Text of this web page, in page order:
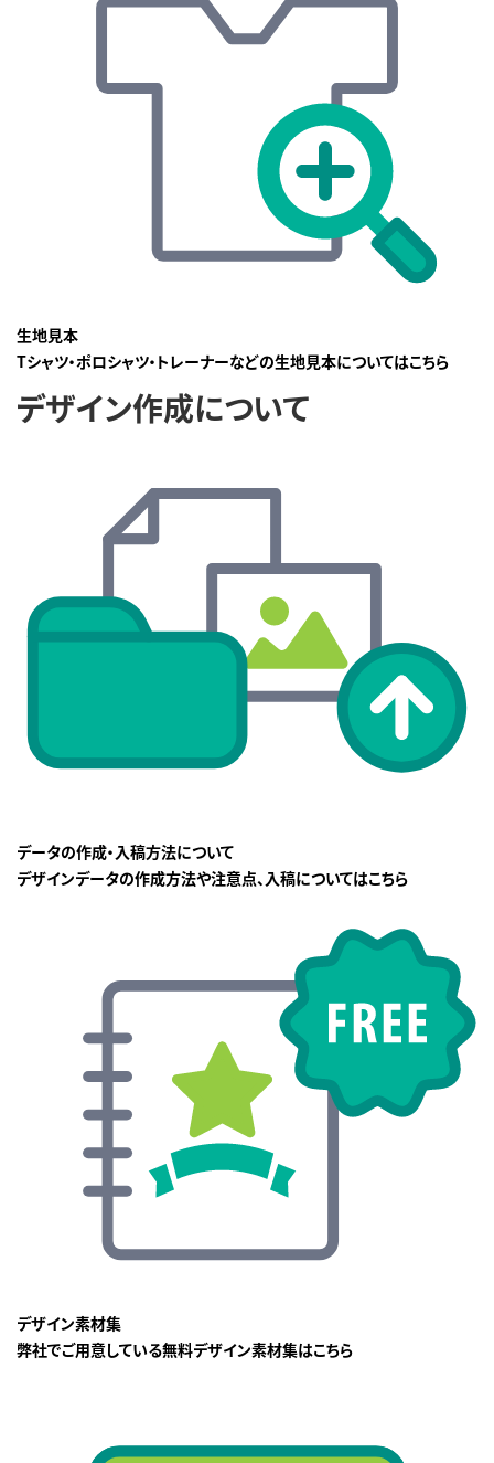
生地見本
Tシャツ・ポロシャツ・トレーナーなどの生地見本についてはこちら
デザイン作成について
データの作成・入稿方法について
デザインデータの作成方法や注意点、入稿についてはこちら
デザイン素材集
弊社でご用意している無料デザイン素材集はこちら